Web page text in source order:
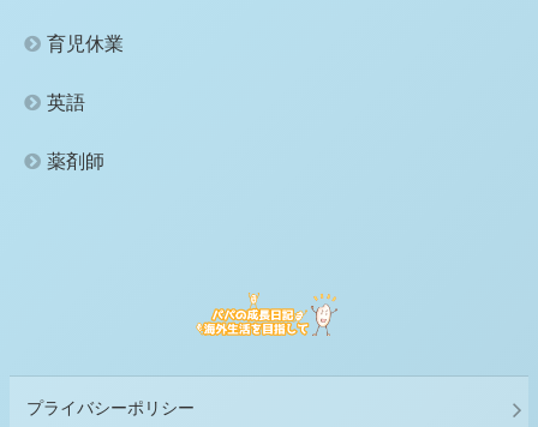
育児休業
英語
薬剤師
プライバシーポリシー